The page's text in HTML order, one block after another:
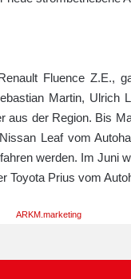
Fluence Z.E.,
Martin, Ulrich
aus der Region. Bis
Leaf vom
werden. Im Juni
Toyota Prius vom
ARKM.marketing